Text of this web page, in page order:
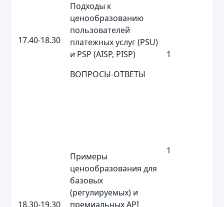
17.40-18.30
Подходы к
ценообразованию
пользователей
платежных услуг (PSU)
и PSP (AISP, PISP)
ВОПРОСЫ-ОТВЕТЫ
1
18.30-19.30
Примеры
ценообразования для
базовых
(регулируемых) и
премиальных API
1